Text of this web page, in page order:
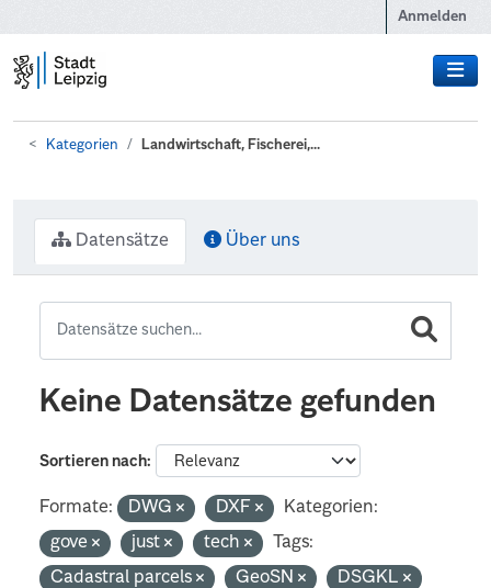
Anmelden
Kategorien Landwirtschaft, Fischerei,...
Datensätze Über uns
Keine Datensätze gefunden
Sortieren nach
Formate: DWG DXF
Kategorien:
gove
just tech
Tags:
Cadastral parcels
GeoSN DSGKL